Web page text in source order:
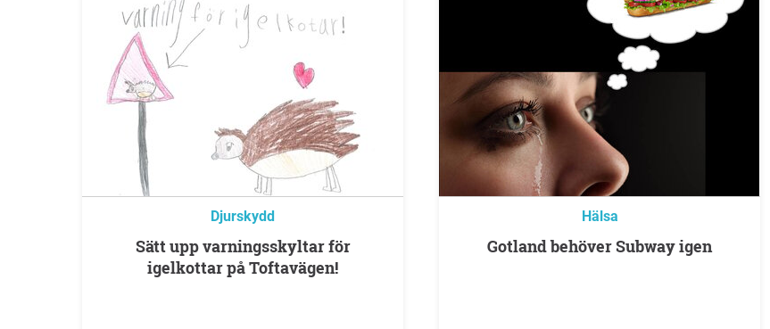
Djurskydd
Sätt upp varningsskyltar för
igelkottar på Toftavägen!
Hälsa
Gotland behöver Subway igen